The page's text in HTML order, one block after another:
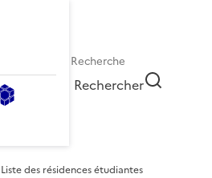
Rechercher
Liste des résidences étudiantes